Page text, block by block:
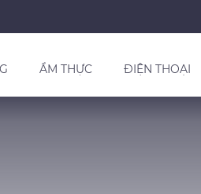
ẨM THỰC ĐIỆN THOẠI